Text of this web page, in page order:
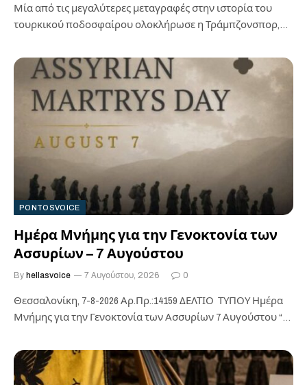
Μία από τις μεγαλύτερες μεταγραφές στην ιστορία του
τουρκικού ποδοσφαίρου ολοκλήρωσε η Τράμπζονσπορ,
PONTOSVOICE
Ημέρα Μνήμης για την Γενοκτονία των
Ασσυρίων – 7 Αυγούστου
By hellasvoice 7 Αυγούστου, 2026 0
Θεσσαλονίκη, 7-8-2026 Αρ.Πρ.:14159 ΔΕΛΤΙΟ ΤΥΠΟΥ Ημέρα
Μνήμης για την Γενοκτονία των Ασσυρίων 7 Αυγούστου “…